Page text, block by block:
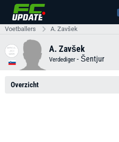
Voetballers A. Zavšek
A. Zavšek
Verdediger - Šentjur
Overzicht